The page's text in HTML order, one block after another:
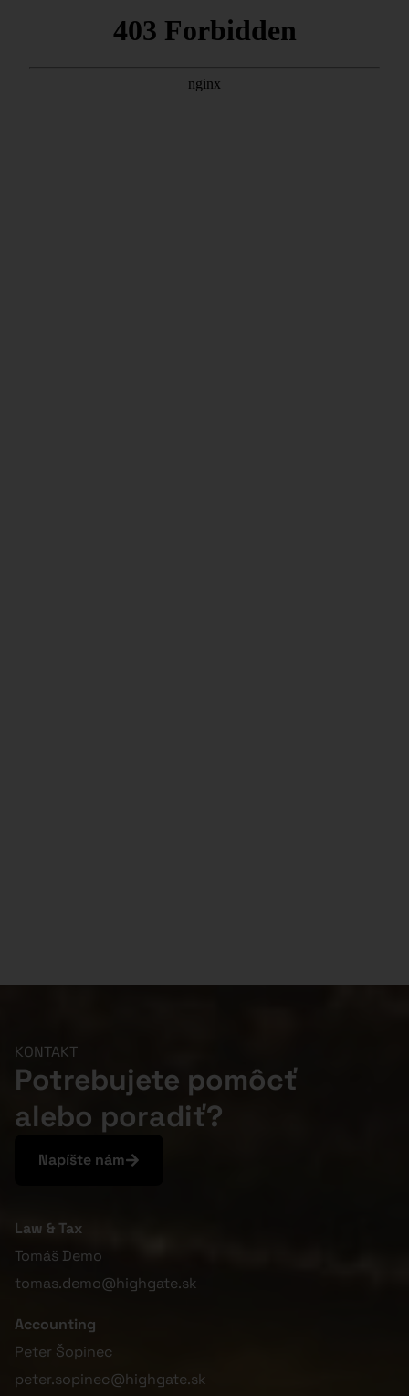
KONTAKT
Potrebujete pomôcť
alebo poradiť?
Napíšte nám
Law & Tax
Tomáš Demo
tomas.demo@highgate.sk
Accounting
Peter Šopinec
peter.sopinec@highgate.sk